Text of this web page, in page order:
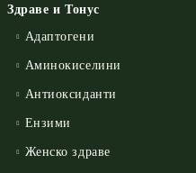
Здраве и Тонус
Адаптогени
Аминокиселини
Антиоксиданти
Ензими
Женско здраве